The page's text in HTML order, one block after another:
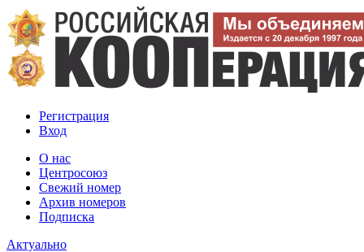
Регистрация
Вход
О нас
Центросоюз
Свежий номер
Архив номеров
Подписка
Актуально